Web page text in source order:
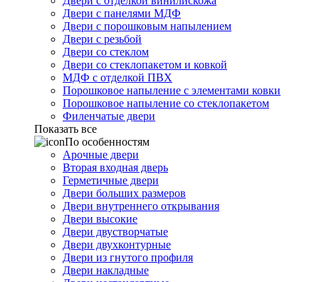
Двери с панелями МДФ
Двери с порошковым напылением
Двери с резьбой
Двери со стеклом
Двери со стеклопакетом и ковкой
МДФ с отделкой ПВХ
Порошковое напыление с элементами ковки
Порошковое напыление со стеклопакетом
Филенчатые двери
Показать все
По особенностям
Арочные двери
Вторая входная дверь
Герметичные двери
Двери больших размеров
Двери внутреннего открывания
Двери высокие
Двери двустворчатые
Двери двухконтурные
Двери из гнутого профиля
Двери накладные